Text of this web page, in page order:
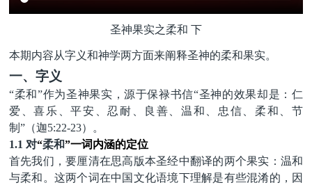
圣神果实之柔和 下
本期内容从字义和神学两方面来阐释圣神的柔和果实。
一、字义
“柔和”作为圣神果实，源于保禄书信“圣神的效果却是：仁
爱、喜乐、平安、忍耐、良善、温和、忠信、柔和、节
制”（迦5:22-23）。
1.1 对“柔和”一词内涵的定位
首先我们，要厘清在思高版本圣经中翻译的两个果实 ：温和
与柔和。这两个词在中国文化语境下理解是有些混淆的，因